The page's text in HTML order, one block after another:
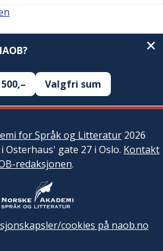
500,– Valgfri sum
for Språk og Litteratur2026
Osterhaus' gate 27 i Oslo. Kontakt
redaksjonen.
cookies på naob.no